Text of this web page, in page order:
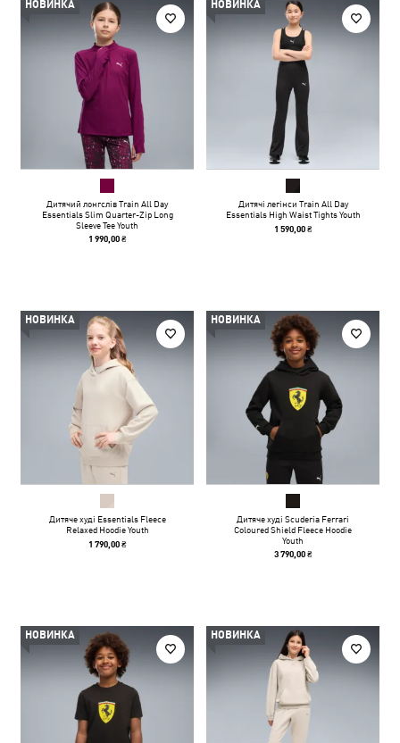
НОВИНКА
Дитячий лонгслів Train All Day
Essentials Slim Quarter-Zip Long
Sleeve Tee Youth
1 990,00 ₴
НОВИНКА
Дитячі легінси Train All Day
Essentials High Waist Tights Youth
1 590,00 ₴
НОВИНКА
Дитяче худі Essentials Fleece
Relaxed Hoodie Youth
1 790,00 ₴
НОВИНКА
Дитяче худі Scuderia Ferrari
Coloured Shield Fleece Hoodie
Youth
3 790,00 ₴
НОВИНКА НОВИНКА